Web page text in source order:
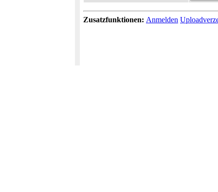
Zusatzfunktionen: Anmelden